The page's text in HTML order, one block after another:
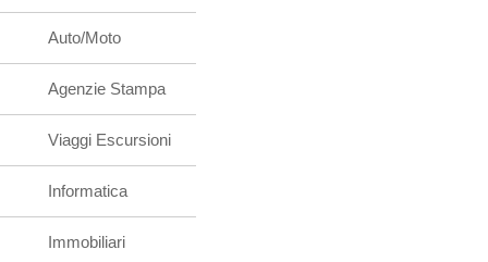
Auto/Moto
Agenzie Stampa
Viaggi Escursioni
Informatica
Immobiliari